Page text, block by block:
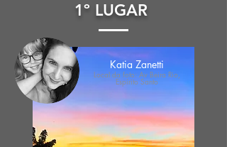
1º LUGAR
Katia Zanetti
Local da foto: Av Beira Rio,
Espírito Santo